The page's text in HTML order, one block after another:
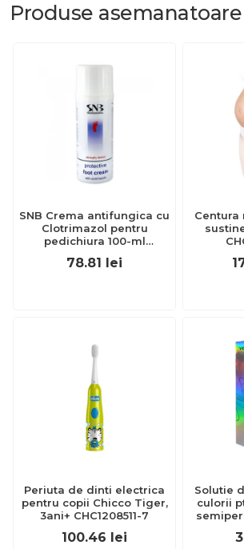
Produse asemanatoare
SNB Crema antifungica cu
Clotrimazol pentru
pedichiura 100-ml
EXL359_918
78.81 lei
Centura
Periuta de dinti electrica
pentru copii Chicco Tiger,
3ani+ CHC1208511-7
100.46 lei
Solutie
culorii
Hair